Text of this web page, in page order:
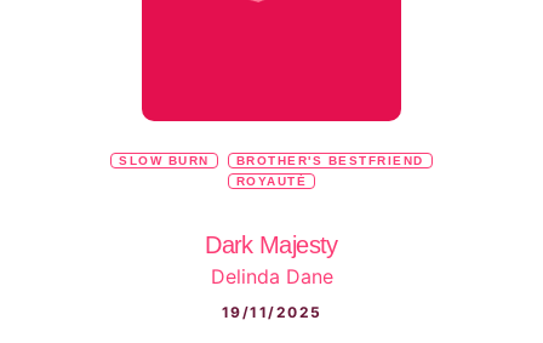
SLOW BURN
BROTHER'S BESTFRIEND
ROYAUTÉ
Dark Majesty
Delinda Dane
19/11/2025